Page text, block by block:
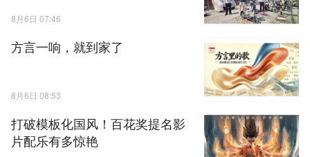
8月6日 07:46
方言一响，就到家了
8月6日 08:53
打破模板化国风！百花奖提名影
片配乐有多惊艳